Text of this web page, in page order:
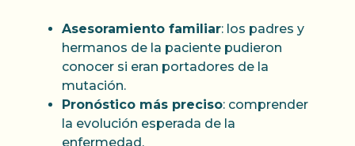
Asesoramiento familiar: los padres y
hermanos de la paciente pudieron
conocer si eran portadores de la
mutación.
Pronóstico más preciso: comprender
la evolución esperada de la
enfermedad.